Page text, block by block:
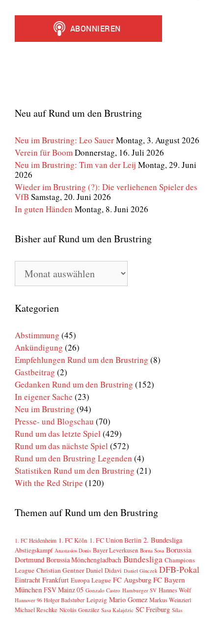
Neu auf Rund um den Brustring
Neu im Brustring: Leo SauerMontag, 3. August 2026
Verein für BoomDonnerstag, 16. Juli 2026
Neu im Brustring: Tim van der Leij Montag, 29. Juni
2026
Wieder im Brustring (?): Die verliehenen Spieler des
VfB Samstag, 20. Juni 2026
In guten Händen Montag, 8. Juni 2026
Bisher auf Rund um den Brustring
Bisher
auf
Rund
den
Brustring
Kategorien
Abstimmung (45)
Ankündigung (26)
Empfehlungen Rund um den Brustring (8)
Gastbeitrag (2)
Gedanken Rund um den Brustring (152)
In eigener Sache (23)
Neu im Brustring (94)
Presse- und Blogschau (70)
Rund um das letzte Spiel (429)
Rund um das nächste Spiel (572)
Rund um den Brustring Legenden (4)
Statistiken Rund um den Brustring (21)
With the Red Stripe (120)
Themen auf Rund um den Brustring
1. FC Heidenheim 1. FC Köln 1. FC Union Berlin 2. Bundesliga
Abstiegskampf Anastasios Donis Bayer Leverkusen Borna Sosa Borussia
Dortmund Borussia Mönchengladbach Bundesliga Champions
League Christian Gentner Daniel Didavi Daniel Ginczek DFB-Pokal
Eintracht Frankfurt Europa League FC Augsburg FC Bayern
München FSV Mainz 05 Gonzalo Castro Hamburger SV Hannes Wolf
Hannover 96 Holger Badstuber Leipzig Mario Gomez Markus Weinzierl
Michael Reschke Nicolás González Sasa Kalajdzic SC Freiburg Silas